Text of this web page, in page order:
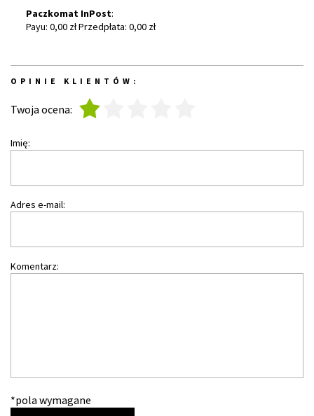
Paczkomat InPost:
Payu: 0,00 zł Przedpłata: 0,00 zł
OPINIE KLIENTÓW:
Twoja ocena:
Imię:
Adres e-mail:
Komentarz:
*pola wymagane